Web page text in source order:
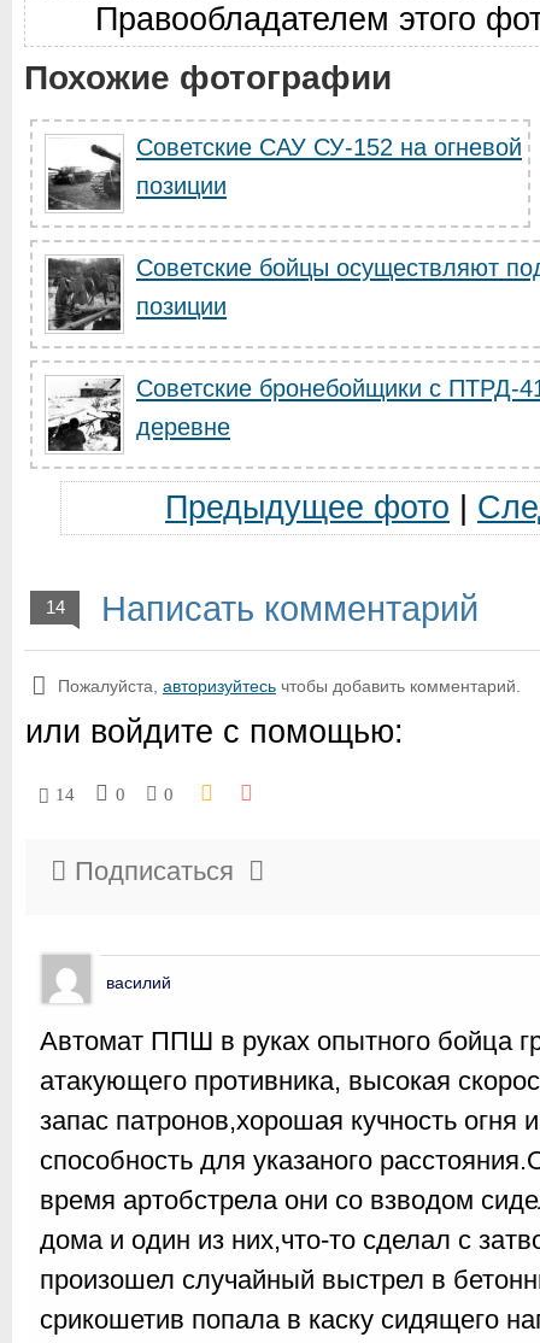
Правообладателем этого
Похожие фотографии
Советские САУ СУ-152 на огневой
позиции
Советские бойцы осуществляют
позиции
Советские бронебойщики с ПТРД-
деревне
Предыдущее фото
14 Написать комментарий
Пожалуйста, авторизуйтесь чтобы добавить комментарий.
или войдите с помощью:
14 0 0
Подписаться
василий
Автомат ППШ в руках опытного бойца
атакующего противника, высокая
запас патронов,хорошая кучность огня
способность для указаного
время артобстрела они со взводом
дома и один из них,что-то сделал с
произошел случайный выстрел в
срикошетив попала в каску сидящего